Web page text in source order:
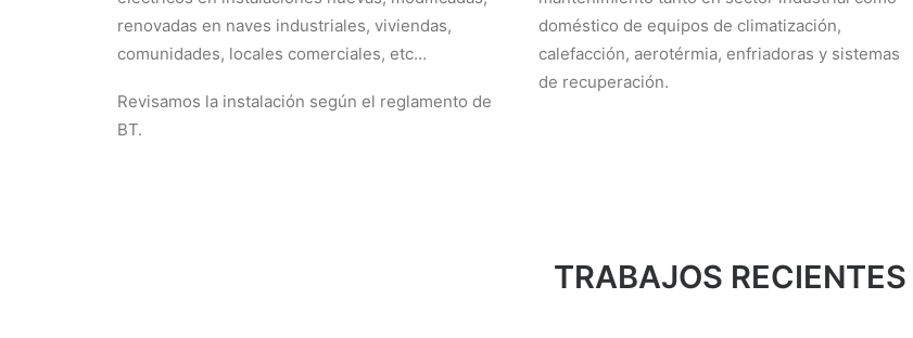
renovadas en naves industriales, viviendas,
comunidades, locales comerciales, etc…
Revisamos la instalación según el reglamento de
BT.
doméstico de equipos de climatización,
calefacción, aerotérmia, enfriadoras y sistemas
de recuperación.
TRABAJOS RECIENTES